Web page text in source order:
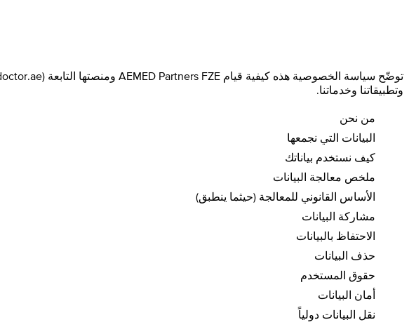
وتطبيقاتنا وخدماتنا.
من نحن
البيانات التي نجمعها
كيف نستخدم بياناتك
ملخص معالجة البيانات
الأساس القانوني للمعالجة (حيثما ينطبق)
مشاركة البيانات
الاحتفاظ بالبيانات
حذف البيانات
حقوق المستخدم
أمان البيانات
نقل البيانات دولياً